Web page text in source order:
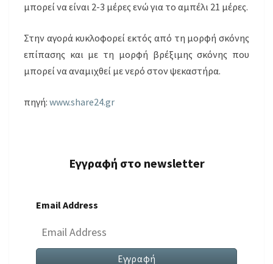
μπορεί να είναι 2-3 μέρες ενώ για το αμπέλι 21 μέρες.
Στην αγορά κυκλοφορεί εκτός από τη μορφή σκόνης
επίπασης και με τη μορφή βρέξιμης σκόνης που
μπορεί να αναμιχθεί με νερό στον ψεκαστήρα.
πηγή: www.share24.gr
Εγγραφή στο newsletter
Email Address